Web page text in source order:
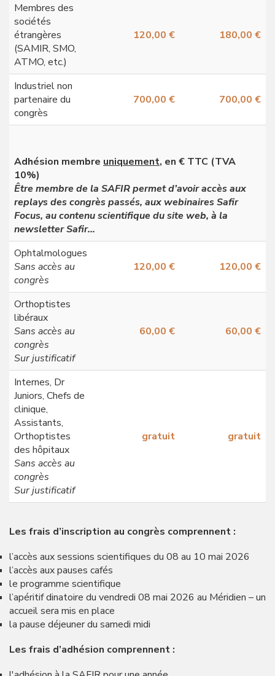
Membres des
sociétés
étrangères
(SAMIR, SMO,
ATMO, etc.)
120,00 € 180,00 €
Industriel non
partenaire du
congrès
700,00 € 700,00 €
Adhésion membre uniquement, en € TTC (TVA
10%)
Être membre de la SAFIR permet d’avoir accès aux
replays des congrès passés, aux webinaires Safir
Focus, au contenu scientifique du site web, à la
newsletter Safir…
Ophtalmologues
Sans accès au
congrès
120,00 € 120,00 €
Orthoptistes
libéraux
Sans accès au
congrès
Sur justificatif
60,00 € 60,00 €
Internes, Dr
Juniors, Chefs de
clinique,
Assistants,
Orthoptistes
des hôpitaux
Sans accès au
congrès
Sur justificatif
gratuit gratuit
Les frais d’inscription au congrès comprennent :
l’accès aux sessions scientifiques du 08 au 10 mai 2026
l’accès aux pauses cafés
le programme scientifique
l’apéritif dinatoire du vendredi 08 mai 2026 au Méridien – un
accueil sera mis en place
la pause déjeuner du samedi midi
Les frais d’adhésion comprennent :